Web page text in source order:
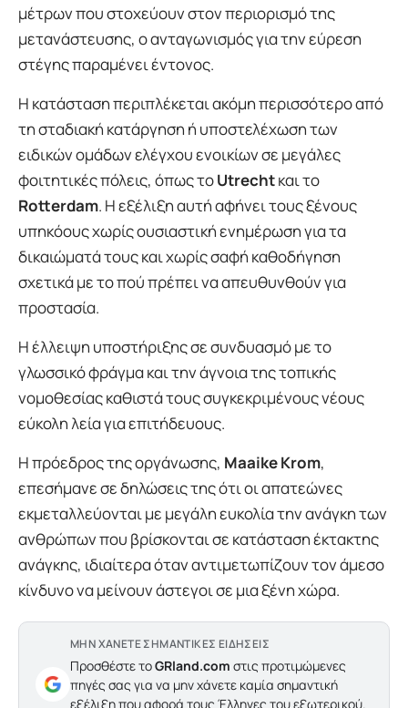
μέτρων που στοχεύουν στον περιορισμό της
μετανάστευσης, ο ανταγωνισμός για την εύρεση
στέγης παραμένει έντονος.
Η κατάσταση περιπλέκεται ακόμη περισσότερο από
τη σταδιακή κατάργηση ή υποστελέχωση των
ειδικών ομάδων ελέγχου ενοικίων σε μεγάλες
φοιτητικές πόλεις, όπως τοUtrechtκαι το
Rotterdam. Η εξέλιξη αυτή αφήνει τους ξένους
υπηκόους χωρίς ουσιαστική ενημέρωση για τα
δικαιώματά τους και χωρίς σαφή καθοδήγηση
σχετικά με το πού πρέπει να απευθυνθούν για
προστασία.
Η έλλειψη υποστήριξης σε συνδυασμό με το
γλωσσικό φράγμα και την άγνοια της τοπικής
νομοθεσίας καθιστά τους συγκεκριμένους νέους
εύκολη λεία για επιτήδευους.
Η πρόεδρος της οργάνωσης, Maaike Krom,
επεσήμανε σε δηλώσεις της ότι οι απατεώνες
εκμεταλλεύονται με μεγάλη ευκολία την ανάγκη των
ανθρώπων που βρίσκονται σε κατάσταση έκτακτης
ανάγκης, ιδιαίτερα όταν αντιμετωπίζουν τον άμεσο
κίνδυνο να μείνουν άστεγοι σε μια ξένη χώρα.
ΜΗΝ ΧΑΝΕΤΕ ΣΗΜΑΝΤΙΚΕΣ ΕΙΔΗΣΕΙΣ
Προσθέστε τοGRland.com στις προτιμώμενες
πηγές σας για να μην χάνετε καμία σημαντική
εξέλιξη που αφορά τους Έλληνες του εξωτερικού.